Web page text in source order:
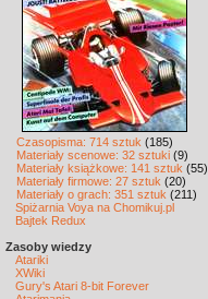
Czasopisma: 714 sztuk (185)
Materiały scenowe: 32 sztuki (9)
Materiały książkowe: 141 sztuk (55)
Materiały firmowe: 27 sztuk (20)
Materiały o grach: 351 sztuk (211)
Spiżarnia Voya na Chomikuj.pl
Bajtek Redux
Zasoby wiedzy
Atariki
XWiki
Gury's Atari 8-bit Forever